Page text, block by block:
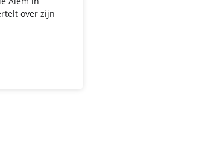
over zijn